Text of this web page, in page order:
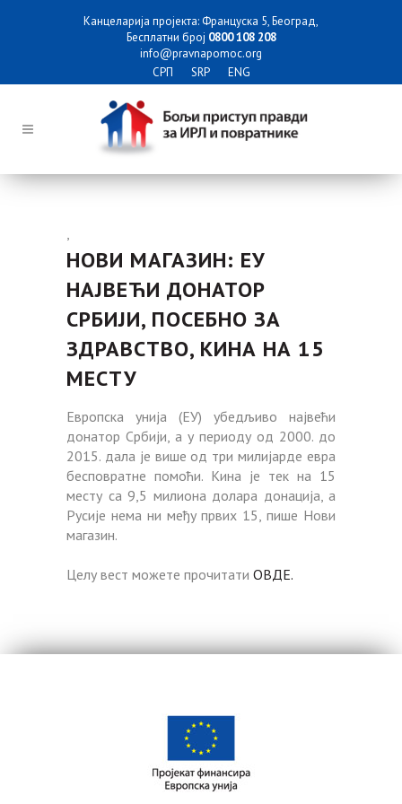
Канцеларија пројекта: Француска 5, Београд,
Бесплатни број 0800 108 208
info@pravnapomoc.org
СРП
SRP ENG
,
НОВИ МАГАЗИН: ЕУ
НАЈВЕЋИ ДОНАТОР
СРБИЈИ, ПОСЕБНО ЗА
ЗДРАВСТВО, КИНА НА 15
МЕСТУ
Европска унија (ЕУ) убедљиво највећи
донатор Србији, а у периоду од 2000. до
2015. дала је више од три милијарде евра
бесповратне помоћи. Кина је тек на 15
месту са 9,5 милиона долара донација, а
Русије нема ни међу првих 15, пише Нови
магазин.
Целу вест можете прочитати ОВДЕ.